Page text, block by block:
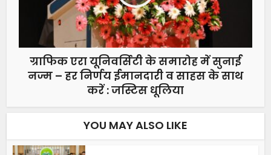
ग्राफिक एरा यूनिवर्सिटी के समारोह में सुनाई
नज्म – हर निर्णय ईमानदारी व साहस के साथ
करें : जस्टिस धूलिया
YOU MAY ALSO LIKE